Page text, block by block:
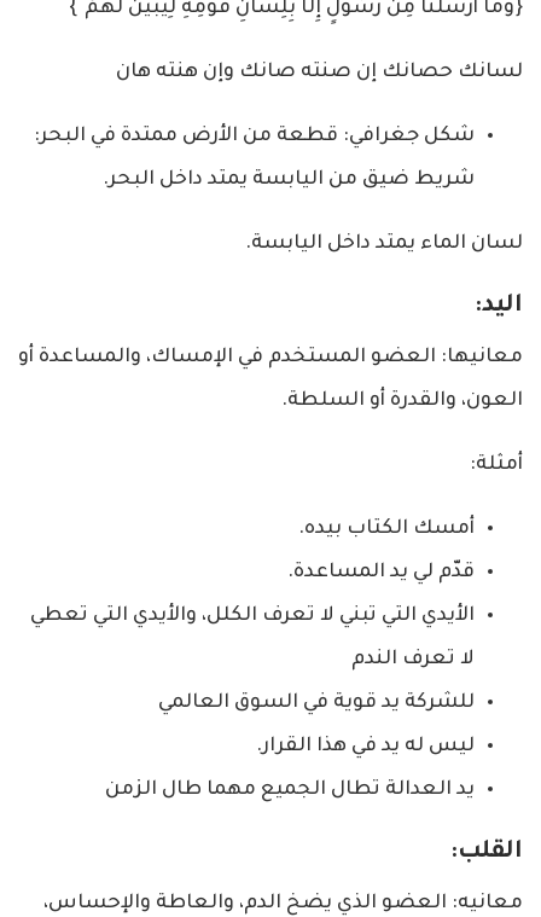
{وَمَا أَرْسَلْنَا مِن رَّسُولٍ إِلَّا بِلِسَانِ قَوْمِهِ لِيُبَيِّنَ لَهُمْ ۖ}
لسانك حصانك إن صنته صانك وإن هنته هان
شكل جغرافي: قطعة من الأرض ممتدة في البحر:
شريط ضيق من اليابسة يمتد داخل البحر.
لسان الماء يمتد داخل اليابسة.
اليد:
معانيها: العضو المستخدم في الإمساك، والمساعدة أو
العون، والقدرة أو السلطة.
أمثلة:
أمسك الكتاب بيده.
قدّم لي يد المساعدة.
الأيدي التي تبني لا تعرف الكلل، والأيدي التي تعطي
لا تعرف الندم
للشركة يد قوية في السوق العالمي
ليس له يد في هذا القرار.
يد العدالة تطال الجميع مهما طال الزمن
القلب:
معانيه: العضو الذي يضخ الدم، والعاطة والإحساس،